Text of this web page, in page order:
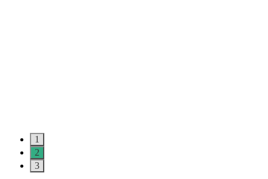
1
2
3